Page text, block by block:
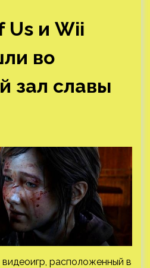
Us и Wii
во
зал славы
расположенный в